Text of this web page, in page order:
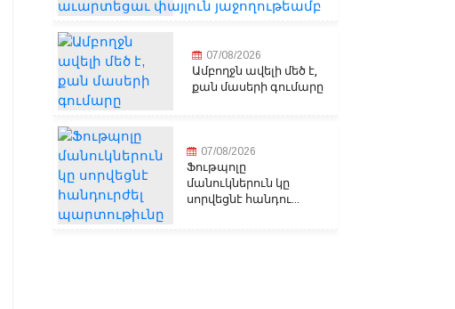
07/08/2026
Ամբողջն ավելի մեծ է,
քան մասերի գումարը
07/08/2026
Ֆութպոլը
մանուկներուն կը
սորվեցնէ հանդու...